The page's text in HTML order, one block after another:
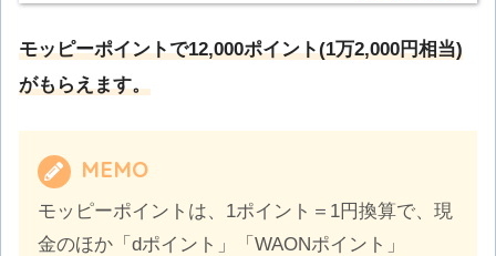
モッピーポイントで12,000ポイント(1万2,000円相当)
がもらえます。
MEMO
モッピーポイントは、1ポイント＝1円換算で、現
金のほか「dポイント」「WAONポイント」